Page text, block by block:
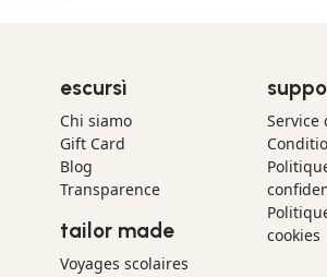
escursì
Chi siamo
Gift Card
Blog
Transparence
tailor made
Voyages scolaires
Service
cookies